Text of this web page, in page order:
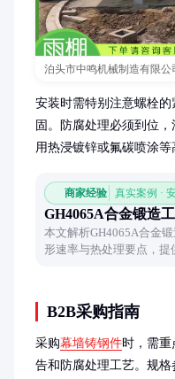
泊头市中鸣机械制造有限公
安装时需特别注意螺栓
固。防腐处理必须到位
用热浸镀锌或氟碳喷涂等
商家经验 真实案例 ·
GH4065A合金锻造
本文解析GH4065A合金
形速率与热处理要点，提
B2B采购指南
采购幕墙铸钢件时，需
告和防腐处理工艺。规